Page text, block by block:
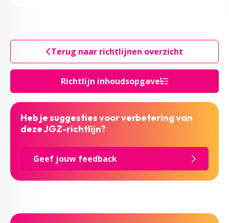
Richtlijn inhoudsopgave
Terug naar richtlijnen overzicht
Heb je suggesties voor verbetering van
deze JGZ-richtlijn?
Geef jouw feedback